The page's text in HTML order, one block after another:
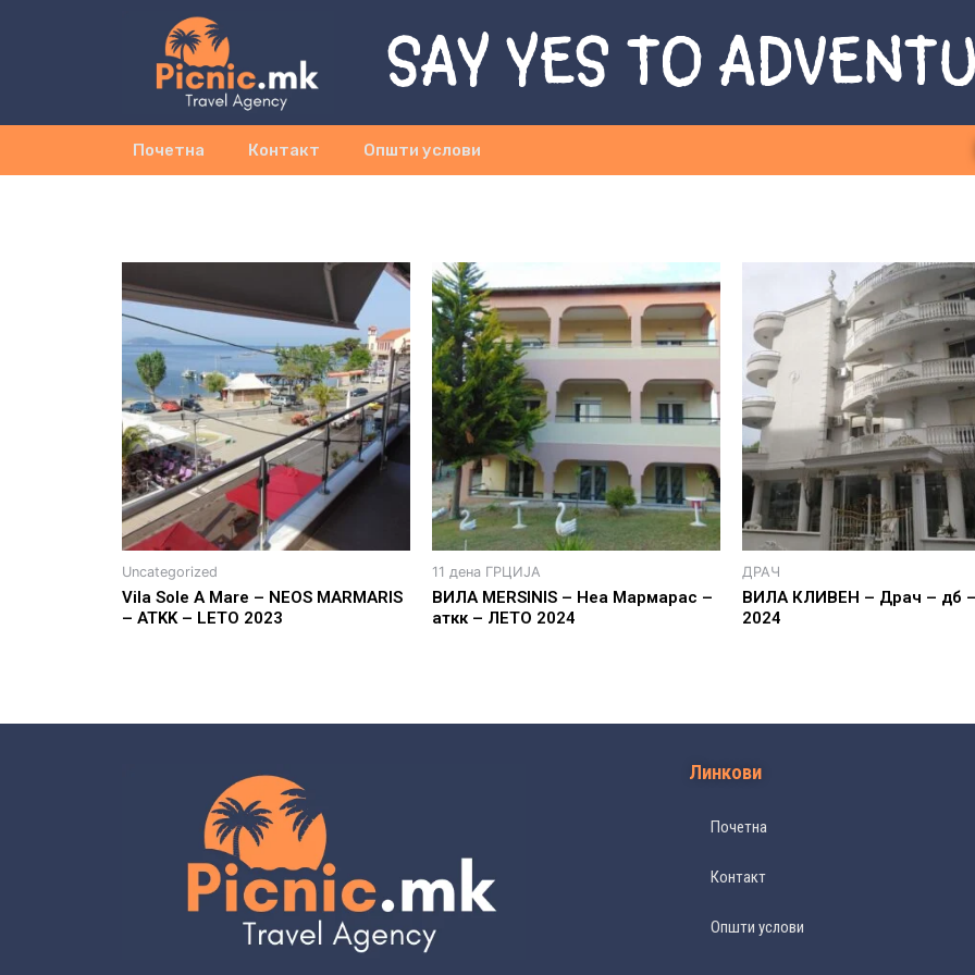
SAY YES TO
Почетна Контакт Општи услови
Uncategorized
Vila Sole A Mare – NEOS MARMARIS
– ATKK – LETO 2023
11 дена ГРЦИЈА
ВИЛА MERSINIS – Неа Мармарас –
аткк – ЛЕТО 2024
ДРАЧ
ВИЛА КЛИВЕН – Драч – дб
2024
Линкови
Почетна
Контакт
Општи услови